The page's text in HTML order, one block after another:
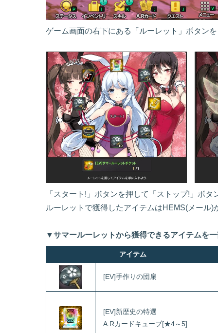
ゲーム画面の右下にある「ルーレット」ボタン
「スタート!」ボタンを押して「ストップ!」ボ
ルーレットで獲得したアイテムはHEMS(メール)
▼サマールーレットから獲得できるアイテムを
アイテム
[EV]手作りの団扇
[EV]新歴史の特選
A.Rカードキューブ[★4～5]